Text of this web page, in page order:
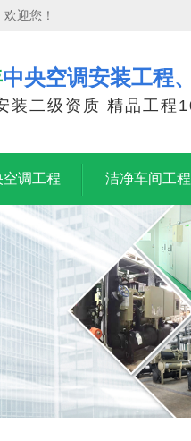
迎您！
中央空调安装工程
装二级资质 精品工程
空调工程 洁净车间工程